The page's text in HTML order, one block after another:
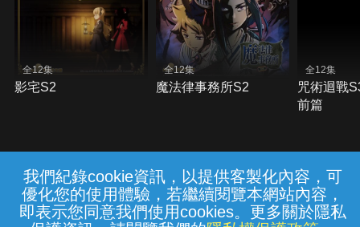
我們紀錄cookie資訊，以提供客製化內容，可
優化您的使用體驗，若繼續閱覽本網站內容，
即表示您同意我們使用cookies。更多關於隱私
全12集
影宅S2
全12集
魔法律事務所S2
全12集
咒術迴戰
前篇
常見問題 線上客服 服務條款 隱私權保護
{{notifyMsg}}